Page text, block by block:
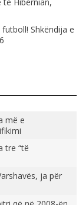
Shkëndija e
më e
tre “të
ja për